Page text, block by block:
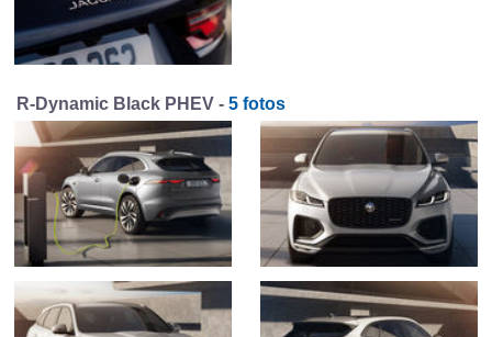
R-Dynamic Black PHEV - 5 fotos